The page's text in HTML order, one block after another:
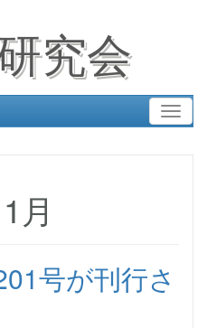
究会
月
号が刊行さ